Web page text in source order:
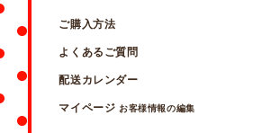
ご購入方法
よくあるご質問
配送カレンダー
マイページ お客様情報の編集